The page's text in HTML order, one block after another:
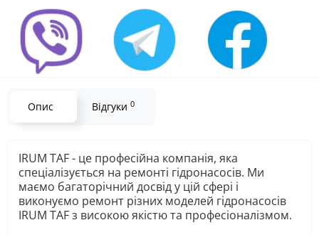
Опис Відгуки 0
IRUM TAF - це професійна компанія, яка
спеціалізується на ремонті гідронасосів. Ми
маємо багаторічний досвід у цій сфері і
виконуємо ремонт різних моделей гідронасосів
IRUM TAF з високою якістю та професіоналізмом.